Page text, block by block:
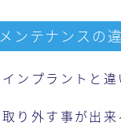
メンテナンスの
インプラントと
取り外す事が出